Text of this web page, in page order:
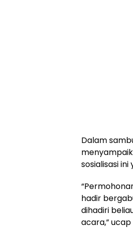
Dalam
sosialisasi
hadir
dihadiri
acara,”